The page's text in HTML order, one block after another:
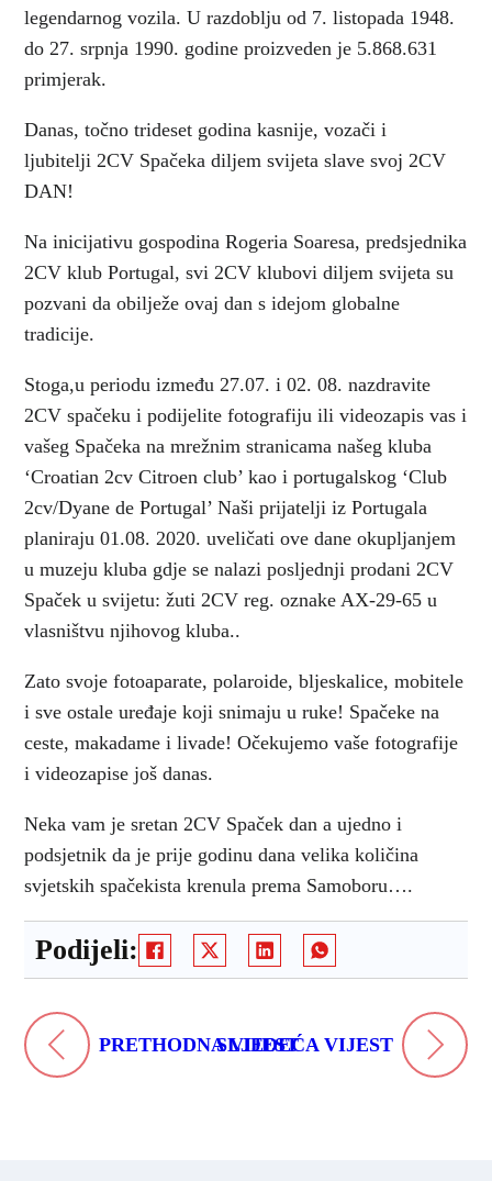
legendarnog vozila. U razdoblju od 7. listopada 1948.
do 27. srpnja 1990. godine proizveden je 5.868.631
primjerak.
Danas, točno trideset godina kasnije, vozači i
ljubitelji 2CV Spačeka diljem svijeta slave svoj 2CV
DAN!
Na inicijativu gospodina Rogeria Soaresa, predsjednika
2CV klub Portugal, svi 2CV klubovi diljem svijeta su
pozvani da obilježe ovaj dan s idejom globalne
tradicije.
Stoga,u periodu između 27.07. i 02. 08. nazdravite
2CV spačeku i podijelite fotografiju ili videozapis vas i
vašeg Spačeka na mrežnim stranicama našeg kluba
‘Croatian 2cv Citroen club’ kao i portugalskog ‘Club
2cv/Dyane de Portugal’ Naši prijatelji iz Portugala
planiraju 01.08. 2020. uveličati ove dane okupljanjem
u muzeju kluba gdje se nalazi posljednji prodani 2CV
Spaček u svijetu: žuti 2CV reg. oznake AX-29-65 u
vlasništvu njihovog kluba..
Zato svoje fotoaparate, polaroide, bljeskalice, mobitele
i sve ostale uređaje koji snimaju u ruke! Spačeke na
ceste, makadame i livade! Očekujemo vaše fotografije
i videozapise još danas.
Neka vam je sretan 2CV Spaček dan a ujedno i
podsjetnik da je prije godinu dana velika količina
svjetskih spačekista krenula prema Samoboru….
Podijeli:
PRETHODNA VIJESTSLJEDEĆA VIJEST